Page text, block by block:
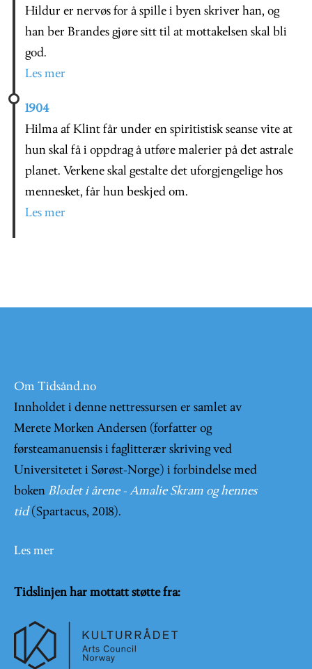
Hildur er nervøs for å spille i byen skriver han, og
han ber Brandes gjøre sitt til at mottakelsen skal bli
god.
Les mer
1904
Hilma af Klint får under en spiritistisk seanse vite at
hun skal få i oppdrag å utføre malerier på det astrale
planet. Verkene skal gestalte det uforgjengelige hos
mennesket, får hun beskjed om.
Les mer
Om Tidsånd.no
Innholdet i denne nettressursen er samlet av
Merete Morken Andersen (forfatter og
førsteamanuensis i faglitterær skriving ved
Universitetet i Sørøst-Norge) i forbindelse med
boken Blodet i årene - Amalie Skram og hennes
tid (Spartacus, 2018).
Les mer
Tidslinjen har mottatt støtte fra: